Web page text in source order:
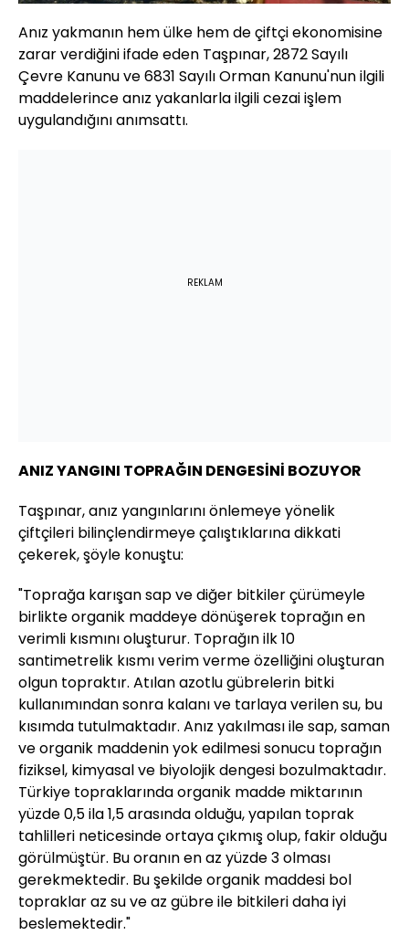
Anız yakmanın hem ülke hem de çiftçi ekonomisine
zarar verdiğini ifade eden Taşpınar, 2872 Sayılı
Çevre Kanunu ve 6831 Sayılı Orman Kanunu'nun ilgili
maddelerince anız yakanlarla ilgili cezai işlem
uygulandığını anımsattı.
REKLAM
ANIZ YANGINI TOPRAĞIN DENGESİNİ BOZUYOR
Taşpınar, anız yangınlarını önlemeye yönelik
çiftçileri bilinçlendirmeye çalıştıklarına dikkati
çekerek, şöyle konuştu:
"Toprağa karışan sap ve diğer bitkiler çürümeyle
birlikte organik maddeye dönüşerek toprağın en
verimli kısmını oluşturur. Toprağın ilk 10
santimetrelik kısmı verim verme özelliğini oluşturan
olgun topraktır. Atılan azotlu gübrelerin bitki
kullanımından sonra kalanı ve tarlaya verilen su, bu
kısımda tutulmaktadır. Anız yakılması ile sap, saman
ve organik maddenin yok edilmesi sonucu toprağın
fiziksel, kimyasal ve biyolojik dengesi bozulmaktadır.
Türkiye topraklarında organik madde miktarının
yüzde 0,5 ila 1,5 arasında olduğu, yapılan toprak
tahlilleri neticesinde ortaya çıkmış olup, fakir olduğu
görülmüştür. Bu oranın en az yüzde 3 olması
gerekmektedir. Bu şekilde organik maddesi bol
topraklar az su ve az gübre ile bitkileri daha iyi
beslemektedir."